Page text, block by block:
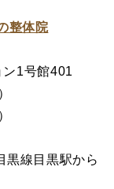
整体院
1号館401
黒線目黒駅から